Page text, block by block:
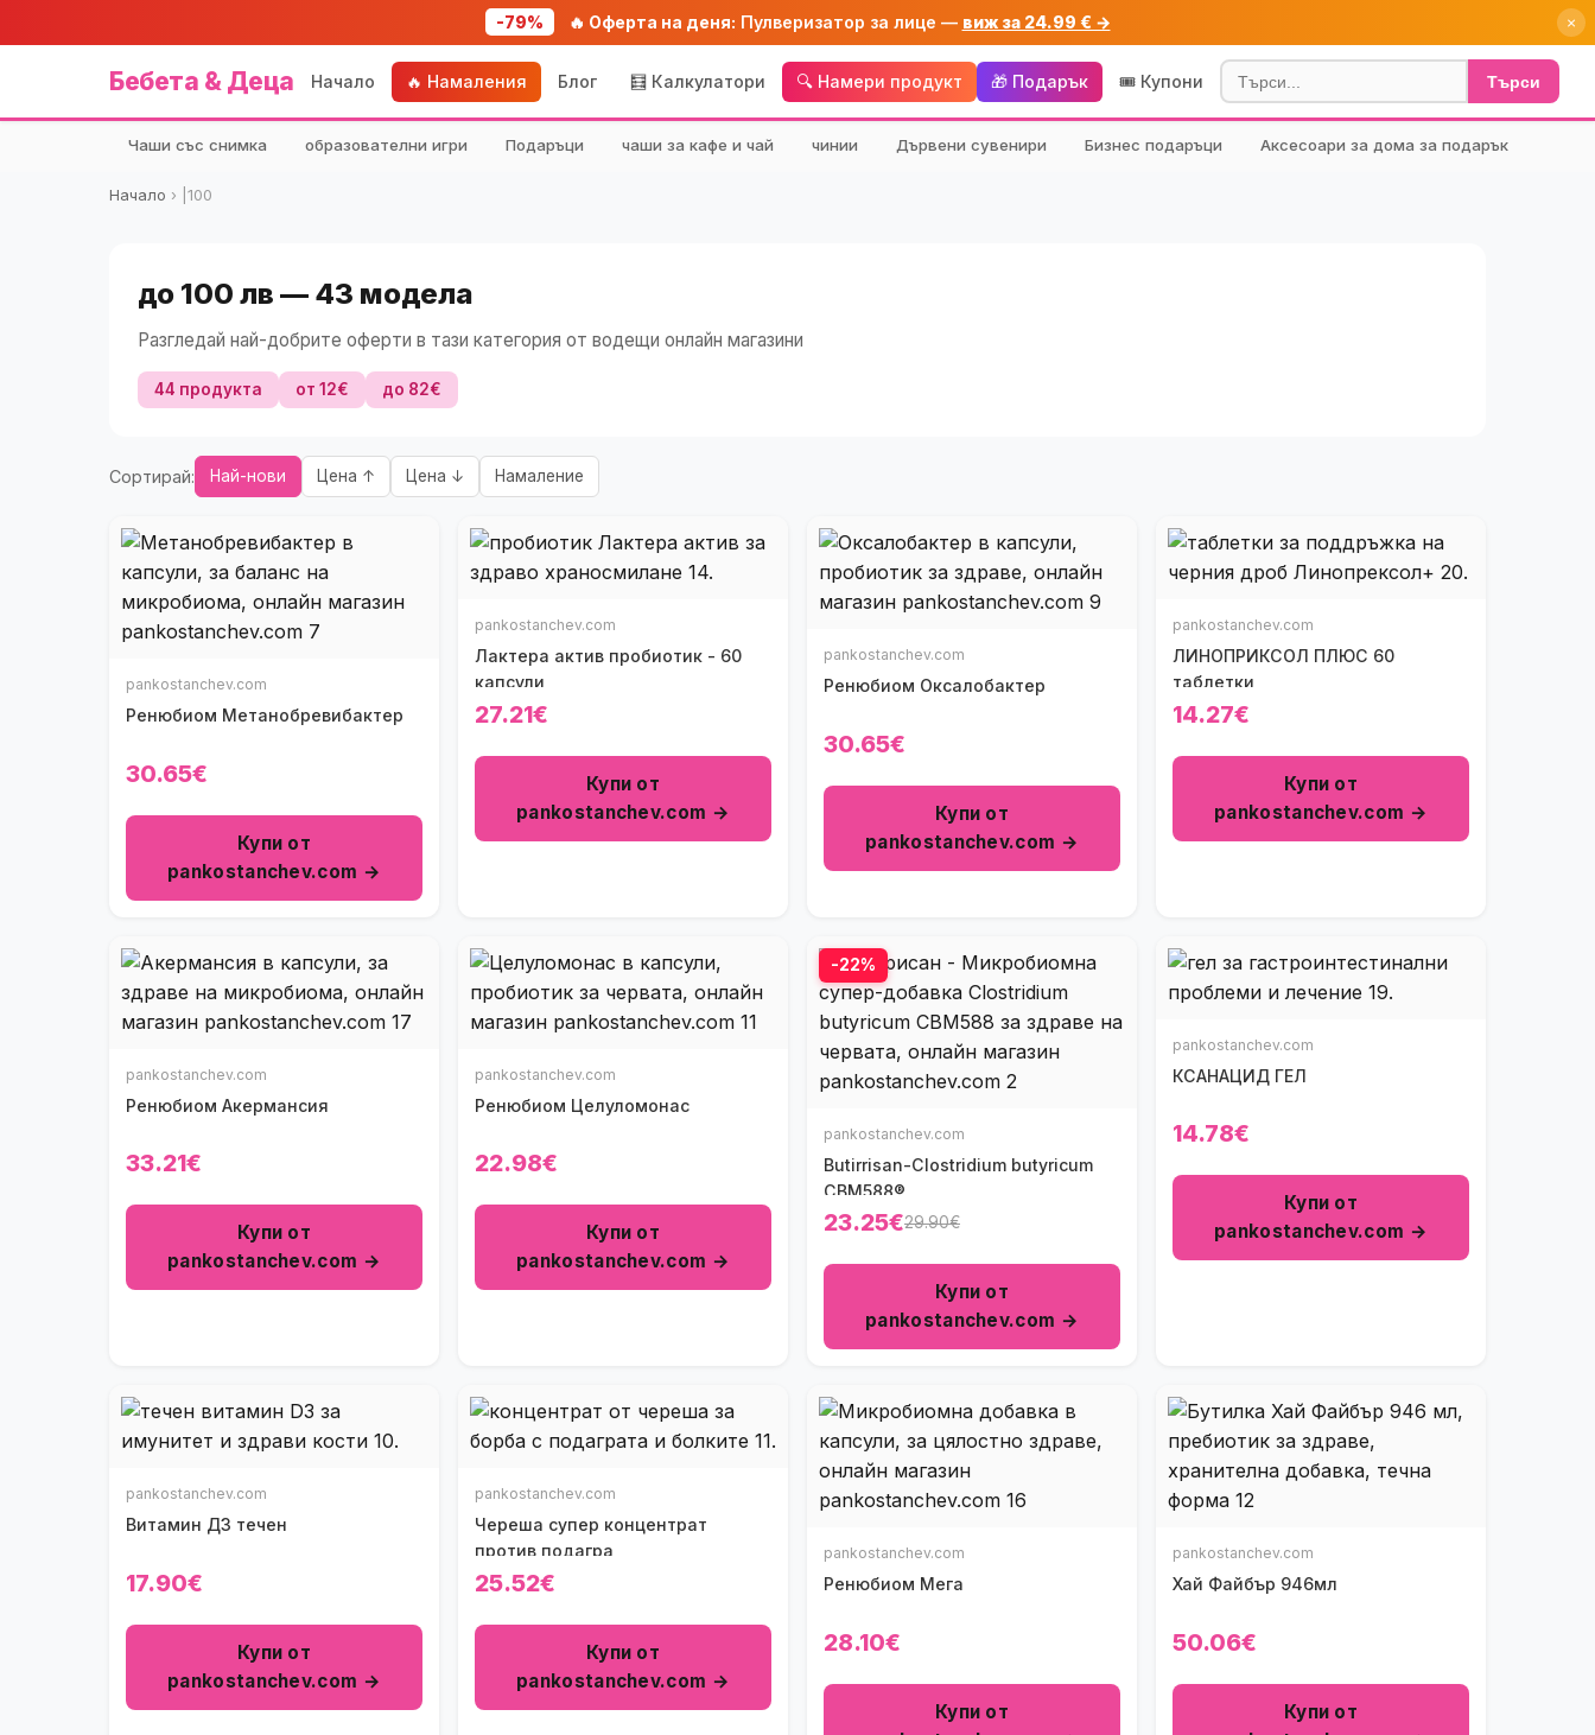
-79% 🔥 Оферта на деня: Пулверизатор за лице — виж за 24.99 € → ×
Бебета & Деца Начало 🔥 Намаления Блог 🧮 Калкулатори 🔍 Намери продукт 🎁 Подарък 🎟️ Купони Търси
Чаши със снимка образователни игри Подаръци чаши за кафе и чай чинии Дървени сувенири Бизнес подаръци Аксесоари за дома за подарък
Начало › |100
до 100 лв — 43 модела
Разгледай най-добрите оферти в тази категория от водещи онлайн магазини
44 продукта от 12€ до 82€
Сортирай: Най-нови Цена ↑ Цена ↓ Намаление
pankostanchev.com
Ренюбиом Метанобревибактер
30.65€
Купи от
pankostanchev.com →
pankostanchev.com
Лактера актив пробиотик - 60
капсули
27.21€
Купи от
pankostanchev.com →
pankostanchev.com
Ренюбиом Оксалобактер
30.65€
Купи от
pankostanchev.com →
pankostanchev.com
ЛИНОПРИКСОЛ ПЛЮС 60
таблетки
14.27€
Купи от
pankostanchev.com →
pankostanchev.com
Ренюбиом Акермансия
33.21€
Купи от
pankostanchev.com →
pankostanchev.com
Ренюбиом Целуломонас
22.98€
Купи от
pankostanchev.com →
-22%
pankostanchev.com
Butirrisan-Clostridium butyricum
CBM588®
23.25€29.90€
Купи от
pankostanchev.com →
pankostanchev.com
КСАНАЦИД ГЕЛ
14.78€
Купи от
pankostanchev.com →
pankostanchev.com
Витамин Д3 течен
17.90€
Купи от
pankostanchev.com →
pankostanchev.com
Череша супер концентрат
против подагра
25.52€
Купи от
pankostanchev.com →
pankostanchev.com
Ренюбиом Мега
28.10€
Купи от
pankostanchev.com
Хай Файбър 946мл
50.06€
Купи от